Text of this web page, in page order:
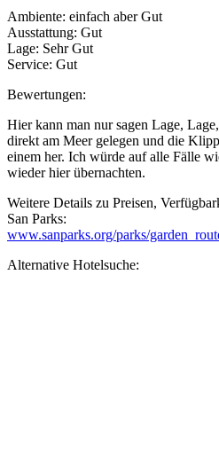
Ambiente: einfach aber Gut
Ausstattung: Gut
Lage: Sehr Gut
Service: Gut
Bewertungen:
Hier kann man nur sagen Lage,
direkt am Meer gelegen und die
einem her. Ich würde auf alle Fälle
wieder hier übernachten.
Weitere Details zu Preisen,
San Parks:
www.sanparks.org/parks/
Alternative Hotelsuche: